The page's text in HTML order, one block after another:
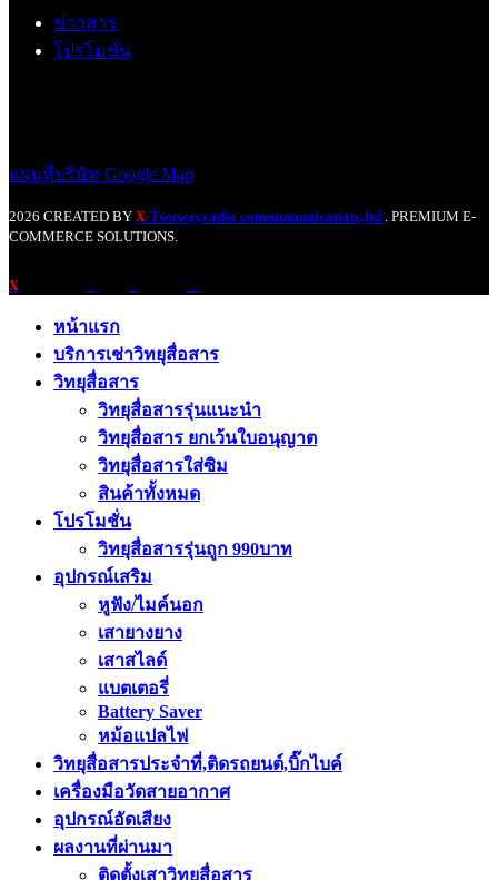
ข่าวสาร
โปรโมชั่น
แผนที่บริษัท Google Map
2026 CREATED BY X-Twowayradio commumunication.,ltd . PREMIUM E-
COMMERCE SOLUTIONS.
X
หน้าแรก
บริการเช่าวิทยุสื่อสาร
วิทยุสื่อสาร
วิทยุสื่อสารรุ่นแนะนำ
วิทยุสื่อสาร ยกเว้นใบอนุญาต
วิทยุสื่อสารใส่ซิม
สินค้าทั้งหมด
โปรโมชั่น
วิทยุสื่อสารรุ่นถูก 990บาท
อุปกรณ์เสริม
หูฟัง/ไมค์นอก
เสายางยาง
เสาสไลด์
แบตเตอรี่
Battery Saver
หม้อแปลไฟ
วิทยุสื่อสารประจำที่,ติดรถยนต์,บิ๊กไบค์
เครื่องมือวัดสายอากาศ
อุปกรณ์อัดเสียง
ผลงานที่ผ่านมา
ติดตั้งเสาวิทยุสื่อสาร